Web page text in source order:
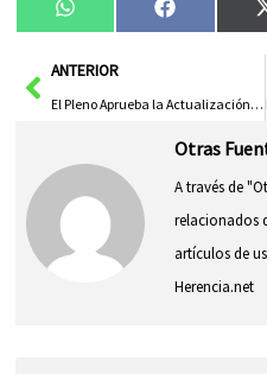
Compartir
en
WhatsApp
en
AntANTERIOR
El Pleno Aprueba la Actualización de la Ordenanza Fiscal del ICIO con Nuevas Bonificaciones
Otras
A través de
relacionados
artículos de
Herencia.net